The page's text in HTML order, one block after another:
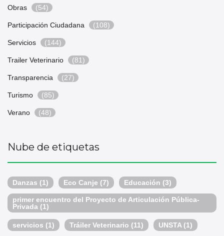
Obras (54)
Participación Ciudadana (108)
Servicios (144)
Trailer Veterinario (81)
Transparencia (27)
Turismo (85)
Verano (48)
Nube de etiquetas
Danzas (1) Eco Canje (7) Educación (3)
primer encuentro del Proyecto de Articulación Pública-
Privada (1)
servicios (1) Tráiler Veterinario (11) UNSTA (1)